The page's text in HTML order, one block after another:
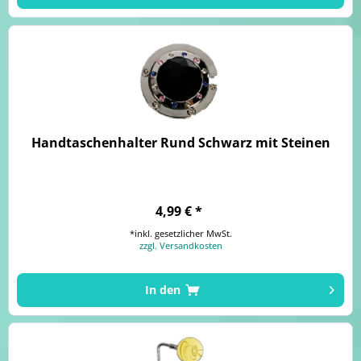
Handtaschenhalter Rund Schwarz mit Steinen
4,99 € *
*inkl. gesetzlicher MwSt.
zzgl. Versandkosten
In den